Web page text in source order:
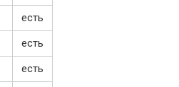
есть
есть
есть